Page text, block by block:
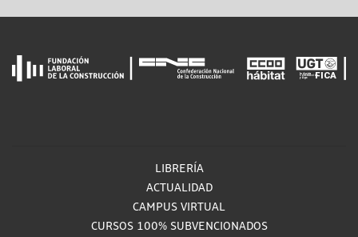
LIBRERÍA
ACTUALIDAD
CAMPUS VIRTUAL
CURSOS 100% SUBVENCIONADOS